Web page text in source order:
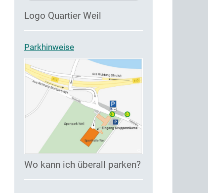
Logo Quartier Weil
Parkhinweise
Wo kann ich überall parken?